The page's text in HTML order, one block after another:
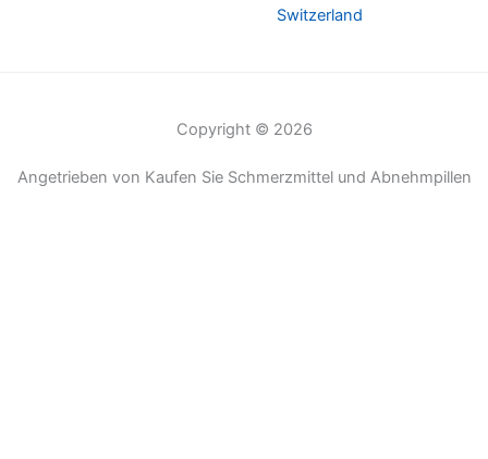
Switzerland
Copyright © 2026
Angetrieben von Kaufen Sie Schmerzmittel und Abnehmpillen